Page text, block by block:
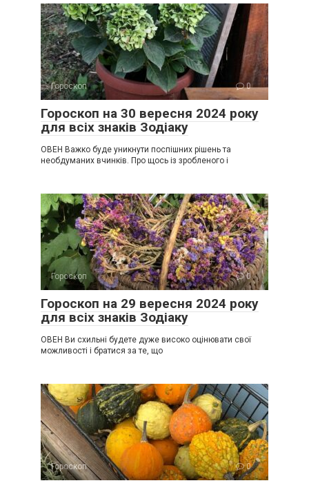
Гороскоп 0
Гороскоп на 30 вересня 2024 року
для всіх знаків Зодіаку
ОВЕН Важко буде уникнути поспішних рішень та
необдуманих вчинків. Про щось із зробленого і
Гороскоп 0
Гороскоп на 29 вересня 2024 року
для всіх знаків Зодіаку
ОВЕН Ви схильні будете дуже високо оцінювати свої
можливості і братися за те, що
Гороскоп 0